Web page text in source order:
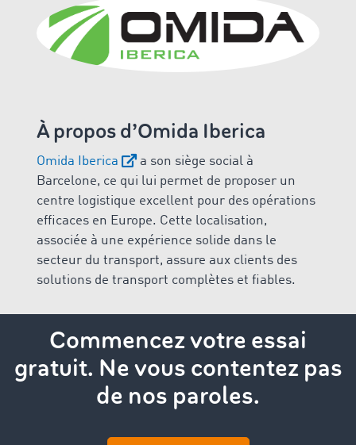
À propos d’Omida Iberica
Omida Iberica
a son siège social à
Barcelone, ce qui lui permet de proposer un
centre logistique excellent pour des opérations
efficaces en Europe. Cette localisation,
associée à une expérience solide dans le
secteur du transport, assure aux clients des
solutions de transport complètes et fiables.
Commencez votre essai
gratuit. Ne vous contentez pas
de nos paroles.